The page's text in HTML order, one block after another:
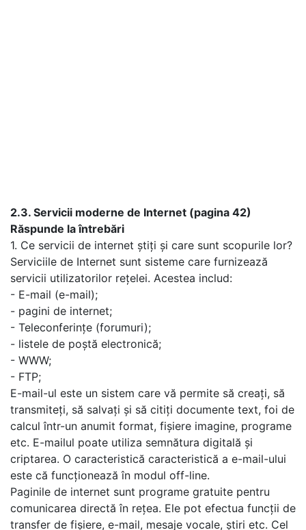
2.3. Servicii moderne de Internet (pagina 42)
Răspunde la întrebări
1. Ce servicii de internet știți și care sunt scopurile lor?
Serviciile de Internet sunt sisteme care furnizează
servicii utilizatorilor rețelei. Acestea includ:
- E-mail (e-mail);
- pagini de internet;
- Teleconferințe (forumuri);
- listele de poștă electronică;
- WWW;
- FTP;
E-mail-ul este un sistem care vă permite să creați, să
transmiteți, să salvați și să citiți documente text, foi de
calcul într-un anumit format, fișiere imagine, programe
etc. E-mailul poate utiliza semnătura digitală și
criptarea. O caracteristică caracteristică a e-mail-ului
este că funcționează în modul off-line.
Paginile de internet sunt programe gratuite pentru
comunicarea directă în rețea. Ele pot efectua funcții de
transfer de fișiere, e-mail, mesaje vocale, știri etc. Cel